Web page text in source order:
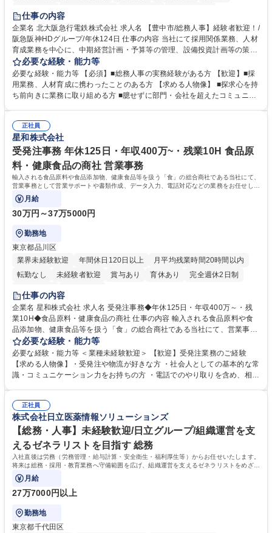
退職金あり
土日祝休み
服装自由 昼食補助あり 食事補助あり
仕事の内容
企業名 北大阪急行電鉄株式会社 求人名 【豊中市/総務人事】経験者歓迎！/
阪急阪神HDグループ/年休124日 仕事の内容 当社にて採用関係業務、人材
育成業務を中心に、中期経営計画・予算等の管理、設備投資計画等の策
定、さらに社内の重要会議の運営等、経営の根幹となる幅広い総務人事業
務全般を担当していただきます。 【主な業務内容】 ■採用関係業務および
人材育成(社員研修)業務の推進 ■中期経営計画および予算等の管理 ■設備
投資計画等の策定 ■社内の重要会議の運営 ■その他総務人事業務全般 【入
務人事】経験者歓迎！/阪急阪神HDグループ/年休124日
必要な経験・能力等
必要な経験・能力等 【必須】■総務人事の実務経験がある方 【歓迎】■採
用業務、人材育成に携わったことのある方 【求める人物像】 ■探求心を持
ち前向きに業務に取り組める方 ■臆せずに部門・会社を超えたコミュニケ
囲のメンバーと協調しつつ主体性を持って能動的に業務を推進できる方 学
歴・資格 学歴：大学院 大学 高専 短大 専修学校 高校 語学力： 資格：
正社員
星和株式会社
受発注事務 年休125日・年収400万~・残業10H 食品原
料・健康食品の商社 営業事務
輸入される食品原料や食品添加物、健康食品等を扱う「食」の総合商社である当社にて、
営業事務として営業サポートや書類作成、データ入力、電話対応などの業務をお任せしま
す。
月給
30万円～37万5000円
勤務地
東京都品川区
業界未経験歓迎
年間休日120日以上
月平均残業時間20時間以内
転勤なし
未経験者歓迎 賞与あり 育休あり
完全週休2日制
交通費支給
仕事の内容
企業名 星和株式会社 求人名 受発注事務◆年休125日・年収400万～・残
業10H◆食品原料・健康食品の商社 仕事の内容 輸入される食品原料や食
品添加物、健康食品等を扱う「食」の総合商社である当社にて、営業事務
として営業サポートや書類作成、データ入力、電話対応などの業務をお任
せします。 ・受注／出荷指示／売上管理／仕入管理／在庫管理／お客様や
倉庫と電話確認など、販売に関わる事務、営業サポートをお願いします。
・入社後は商品について覚えることから始め、先輩社員OJTと共に業務を
万～・残業10H◆食品原料・健康食品の商社
必要な経験・能力等
必要な経験・能力等 ＜業種未経験歓迎＞ 【歓迎】受発注業務のご経験
【求める人物像】・受発注や物流が好きな方 ・社会人としての基本的な常
識・コミュニケーション力をお持ちの方 ・電話でのやり取りを含め、相手
演算ができる方 ・業務ルールや指示を理解し、行動できる方 学歴・資格
学歴：大学院 大学 短大 語学力： 資格：
正社員
株式会社日立医薬情報ソリューションズ
【総務・人事】未経験歓迎/日立グループ/組織運営を支
えるゼネラリストを目指す 総務
入社直後は労務（労務管理・給与計算・安全衛生・福利厚生等）からお任せいたします。
将来は総務・採用・教育業務へ守備範囲を広げ、組織運営を支えるゼネラリストをめざせ
ます。
月給
27万7000円以上
勤務地
東京都千代田区